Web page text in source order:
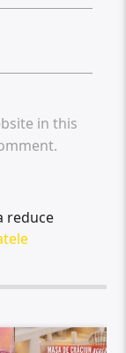
in this
reduce